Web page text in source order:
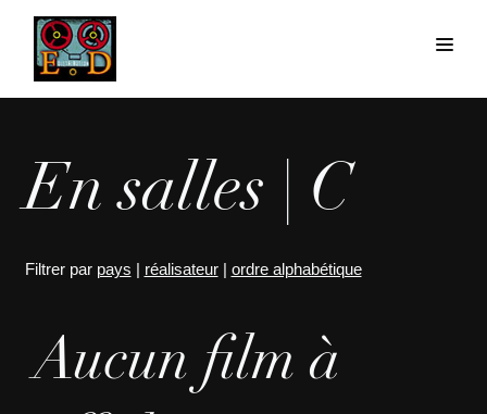
En salles | C
Filtrer par pays | réalisateur| ordre alphabétique
Aucun film à